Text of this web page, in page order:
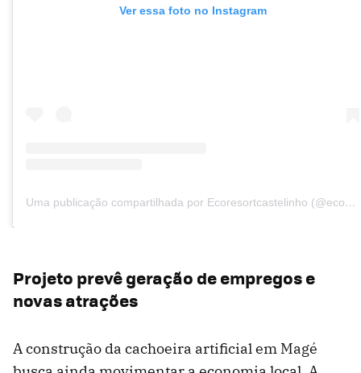
Ver essa foto no Instagram
Uma publicação compartilhada por Ecoresortcastelinho (@ecoresortcastelinho)
Projeto prevê geração de empregos e
novas atrações
A construção da cachoeira artificial em Magé